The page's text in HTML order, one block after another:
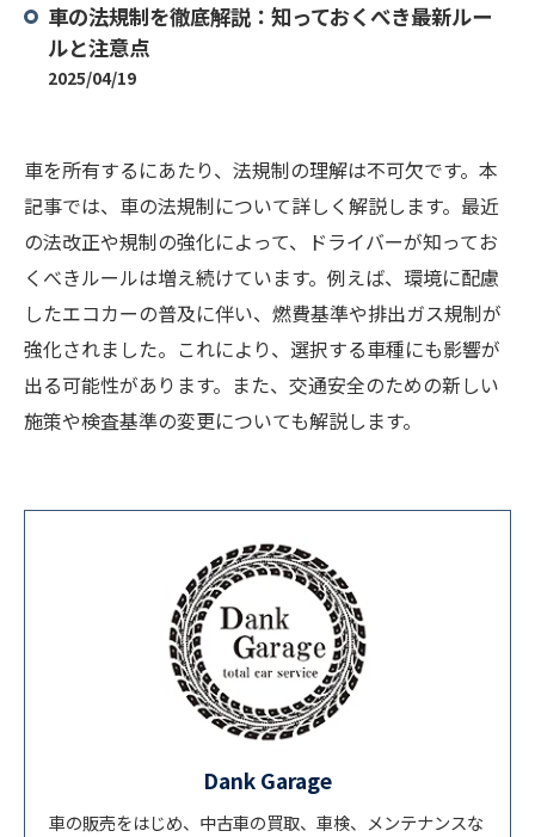
車の法規制を徹底解説：知っておくべき最新ルー
ルと注意点
2025/04/19
車を所有するにあたり、法規制の理解は不可欠です。本
記事では、車の法規制について詳しく解説します。最近
の法改正や規制の強化によって、ドライバーが知ってお
くべきルールは増え続けています。例えば、環境に配慮
したエコカーの普及に伴い、燃費基準や排出ガス規制が
強化されました。これにより、選択する車種にも影響が
出る可能性があります。また、交通安全のための新しい
施策や検査基準の変更についても解説します。
Dank Garage
車の販売をはじめ、中古車の買取、車検、メンテナンスな